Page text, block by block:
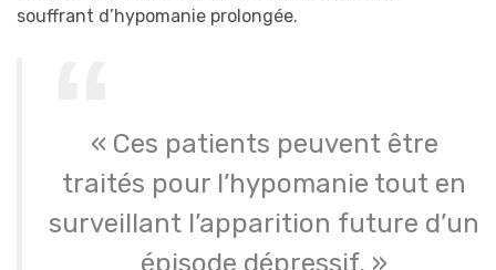
souffrant d’hypomanie prolongée.
« Ces patients peuvent être
traités pour l’hypomanie tout en
surveillant l’apparition future d’un